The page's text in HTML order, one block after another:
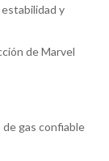
y
de Marvel
gas confiable